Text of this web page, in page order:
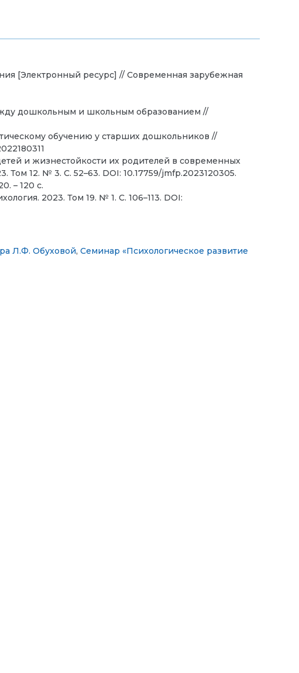
[Электронный ресурс] // Современная зарубежная
дошкольным и школьным образованием //
обучению у старших дошкольников //
и жизнестойкости их родителей в современных
12. № 3. С. 52–63. DOI: 10.17759/jmfp.2023120305.
– 120 с.
2023. Том 19. № 1. C. 106–113. DOI:
Л.Ф. Обуховой, Семинар «Психологическое развитие